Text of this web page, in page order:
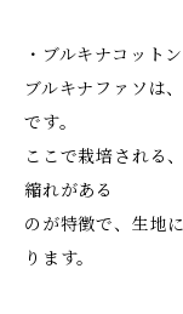
・ブルキナコットン
ブルキナファソは
です。
ここで栽培される
縮れがある
のが特徴で、生地
ります。